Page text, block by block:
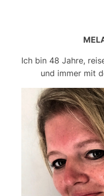
Ich bin 48 Jahre,
und immer mit